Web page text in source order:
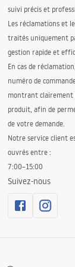
suivi précis et
Les réclamations et
traités uniquement
gestion rapide et
En cas de
numéro de
montrant clairement
produit, afin de
de votre demande.
Notre service client
ouvrés entre :
7:00–15:00
Suivez-nous